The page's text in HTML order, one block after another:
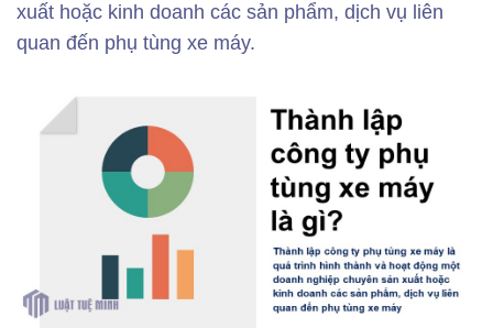
xuất hoặc kinh doanh các sản phẩm, dịch vụ liên
quan đến phụ tùng xe máy.